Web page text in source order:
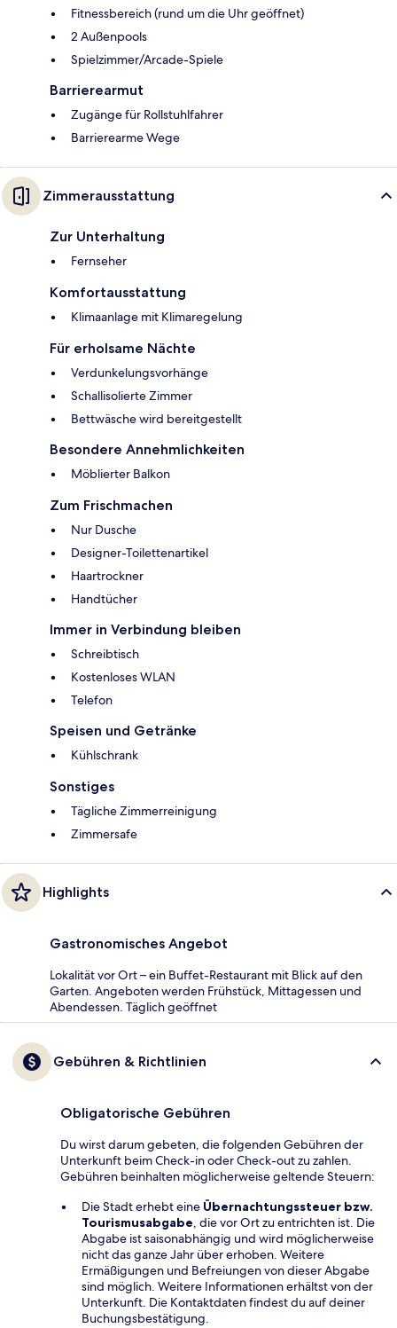
Fitnessbereich (rund um die Uhr geöffnet)
2 Außenpools
Spielzimmer/Arcade-Spiele
Barrierearmut
Zugänge für Rollstuhlfahrer
Barrierearme Wege
Zimmerausstattung
Zur Unterhaltung
Fernseher
Komfortausstattung
Klimaanlage mit Klimaregelung
Für erholsame Nächte
Verdunkelungsvorhänge
Schallisolierte Zimmer
Bettwäsche wird bereitgestellt
Besondere Annehmlichkeiten
Möblierter Balkon
Zum Frischmachen
Nur Dusche
Designer-Toilettenartikel
Haartrockner
Handtücher
Immer in Verbindung bleiben
Schreibtisch
Kostenloses WLAN
Telefon
Speisen und Getränke
Kühlschrank
Sonstiges
Tägliche Zimmerreinigung
Zimmersafe
Highlights
Gastronomisches Angebot
Lokalität vor Ort – ein Buffet-Restaurant mit Blick auf den
Garten. Angeboten werden Frühstück, Mittagessen und
Abendessen. Täglich geöffnet
Gebühren & Richtlinien
Obligatorische Gebühren
Du wirst darum gebeten, die folgenden Gebühren der
Unterkunft beim Check-in oder Check-out zu zahlen.
Gebühren beinhalten möglicherweise geltende Steuern:
Die Stadt erhebt eine Übernachtungssteuer bzw.
Tourismusabgabe, die vor Ort zu entrichten ist. Die
Abgabe ist saisonabhängig und wird möglicherweise
nicht das ganze Jahr über erhoben. Weitere
Ermäßigungen und Befreiungen von dieser Abgabe
sind möglich. Weitere Informationen erhältst von der
Unterkunft. Die Kontaktdaten findest du auf deiner
Buchungsbestätigung.